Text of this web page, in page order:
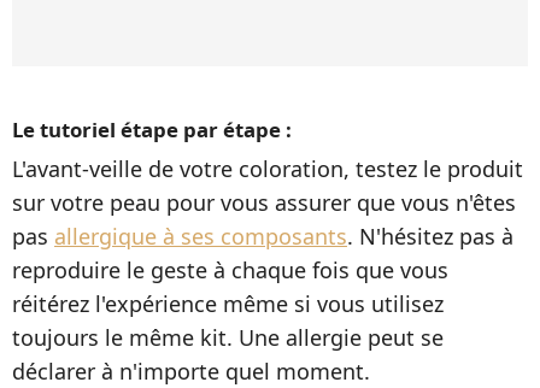
Le tutoriel étape par étape :
L'avant-veille de votre coloration, testez le produit
sur votre peau pour vous assurer que vous n'êtes
pas allergique à ses composants. N'hésitez pas à
reproduire le geste à chaque fois que vous
réitérez l'expérience même si vous utilisez
toujours le même kit. Une allergie peut se
déclarer à n'importe quel moment.